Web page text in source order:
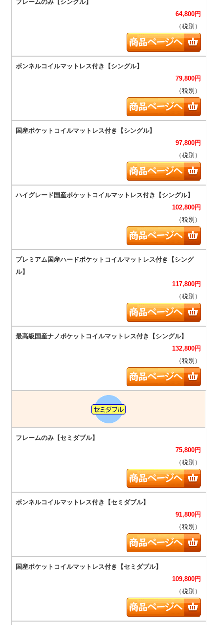
64,800円
（税別）
79,800円
（税別）
97,800円
（税別）
102,800円
（税別）
117,800円
（税別）
132,800円
（税別）
75,800円
（税別）
91,800円
（税別）
109,800円
（税別）